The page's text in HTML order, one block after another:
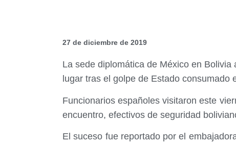
27 de diciembre de 2019
La sede diplomática de México en
lugar tras el golpe de Estado consumado
Funcionarios españoles visitaron este
encuentro, efectivos de seguridad
El suceso fue reportado por el